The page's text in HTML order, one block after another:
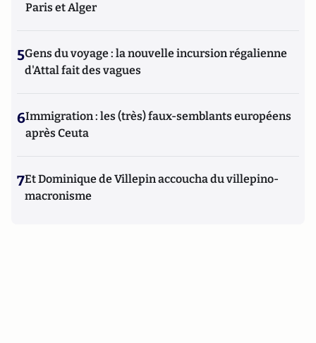
Paris et Alger
5Gens du voyage : la nouvelle incursion régalienne
d'Attal fait des vagues
6Immigration : les (très) faux-semblants européens
après Ceuta
7Et Dominique de Villepin accoucha du villepino-
macronisme